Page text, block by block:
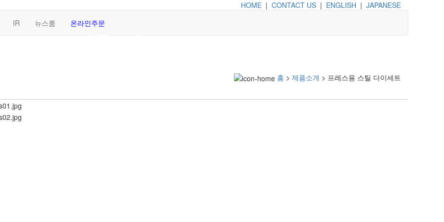
HOME | CONTACT US | ENGLISH | JAPANESE
IR
뉴스룸 온라인주문
제품소개
홈 > 제품소개 > 프레스용 스틸 다이세트